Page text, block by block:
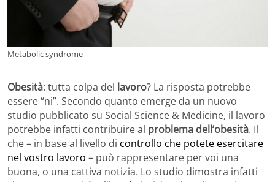
Metabolic syndrome
Obesità: tutta colpa del lavoro? La risposta potrebbe
essere “ni”. Secondo quanto emerge da un nuovo
studio pubblicato su Social Science & Medicine, il lavoro
potrebbe infatti contribuire al problema dell’obesità. Il
che – in base al livello di controllo che potete esercitare
nel vostro lavoro – può rappresentare per voi una
buona, o una cattiva notizia. Lo studio dimostra infatti